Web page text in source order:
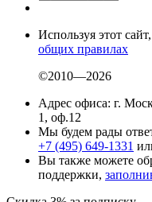
Используя этот
общих правилах
©2010—2026
Адрес офиса: г.
1, оф.12
Мы будем рады
+7 (495) 649-1331
Вы также можете
поддержки,